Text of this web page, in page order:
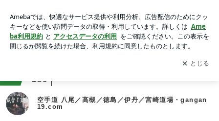
場・gangan19.com
アプリをダウンロードして ブログの更新通知
を受け取りまし
ょう。
開く
180
空手道 八尾／高槻／徳島／伊丹／宮崎道場・gangan
19.com